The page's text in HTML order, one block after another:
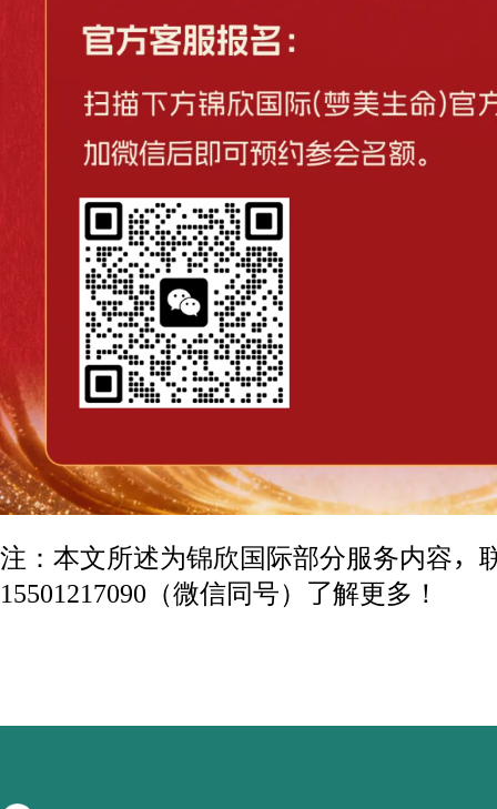
注：本文所述为锦欣国际部分服务内容，
15501217090（微信同号）了解更多！